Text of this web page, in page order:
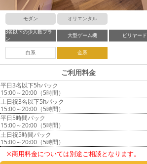
モダン オリエンタル
3名以下の少人数プラ
ン
大型ゲーム機 ビリヤード
白系 金系
ご利用料金
平日3名以下5hパック
15:00～20:00（5時間）
土日祝3名以下5hパック
15:00～20:00（5時間）
平日5時間パック
15:00～20:00（5時間）
土日祝5時間パック
15:00～20:00（5時間）
※商用料金については別途ご相談となります。